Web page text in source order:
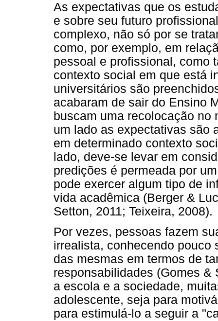
As expectativas que os
e sobre seu futuro
complexo, não só por se
como, por exemplo, em
pessoal e profissional, como
contexto social em que está
universitários são
acabaram de sair do Ensino
buscam uma recolocação no
um lado as expectativas são
em determinado contexto
lado, deve-se levar em
predições é permeada por
pode exercer algum tipo de
vida acadêmica (Berger &
Setton, 2011; Teixeira, 2008).
Por vezes, pessoas fazem
irrealista, conhecendo pouco
das mesmas em termos de
responsabilidades (Gomes
a escola e a sociedade,
adolescente, seja para
para estimulá-lo a seguir a